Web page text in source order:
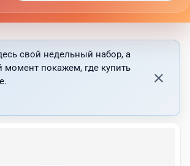
свой недельный набор, а
покажем, где купить
close